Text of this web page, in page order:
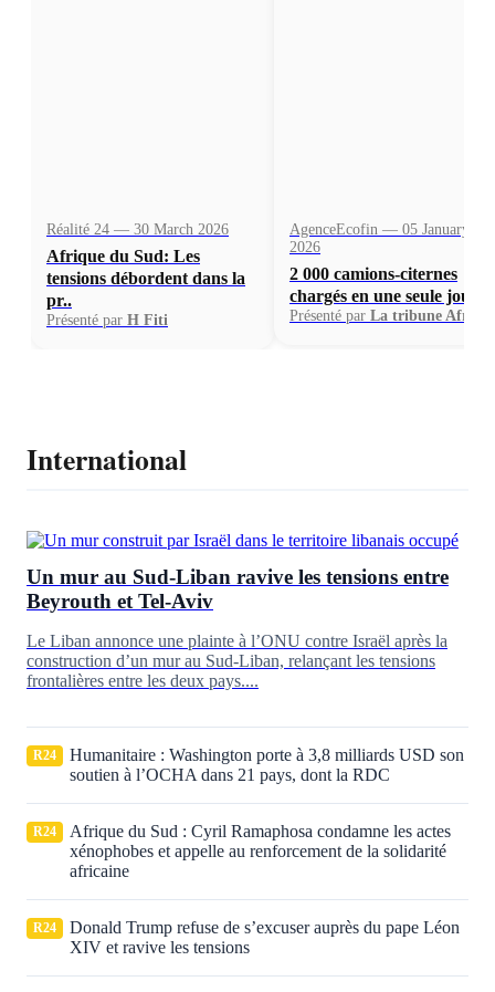
Réalité 24 — 30 March 2026
Afrique du Sud: Les
tensions débordent dans la
pr..
Présenté par H Fiti
AgenceEcofin — 05 January
2026
2 000 camions-citernes
chargés en une seule
Présenté par La tribune
International
Un mur au Sud-Liban ravive les tensions entre
Beyrouth et Tel-Aviv
Le Liban annonce une plainte à l’ONU contre Israël après la
construction d’un mur au Sud-Liban, relançant les tensions
frontalières entre les deux pays....
R24
Humanitaire : Washington porte à 3,8 milliards USD son
soutien à l’OCHA dans 21 pays, dont la RDC
R24
Afrique du Sud : Cyril Ramaphosa condamne les actes
xénophobes et appelle au renforcement de la solidarité
africaine
R24
Donald Trump refuse de s’excuser auprès du pape Léon
XIV et ravive les tensions